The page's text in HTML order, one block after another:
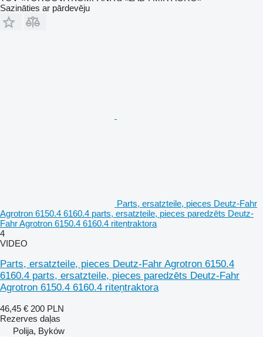
Sazināties ar pārdevēju
Parts, ersatzteile, pieces Deutz-Fahr
Agrotron 6150.4 6160.4 parts, ersatzteile, pieces paredzēts Deutz-
Fahr Agrotron 6150.4 6160.4 riteņtraktora
4
VIDEO
Parts, ersatzteile, pieces Deutz-Fahr Agrotron 6150.4
6160.4 parts, ersatzteile, pieces paredzēts Deutz-Fahr
Agrotron 6150.4 6160.4 riteņtraktora
46,45 € 200 PLN
Rezerves daļas
Polija, Byków